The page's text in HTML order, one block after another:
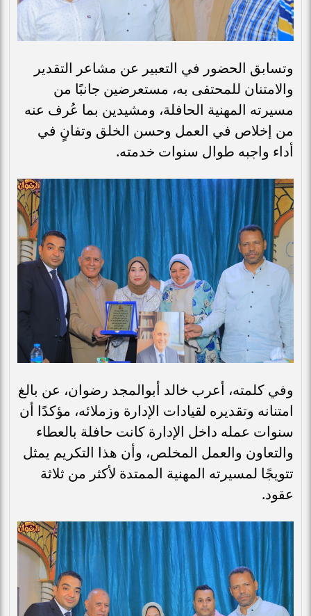
وتسابق الحضور في التعبير عن مشاعر التقدير
والامتنان للمحتفى به، مستعرضين جانبًا من
مسيرته المهنية الحافلة، ومشيدين بما عُرف عنه
من إخلاص في العمل وحسن الخلق وتفانٍ في
أداء واجبه طوال سنوات خدمته.
وفي كلمته، أعرب خالد أبوالمجد رضوان، عن بالغ
امتنانه وتقديره لقيادات الإدارة وزملائه، مؤكدًا أن
سنوات عمله داخل الإدارة كانت حافلة بالعطاء
والتعاون والعمل المخلص، وأن هذا التكريم يمثل
تتويجًا لمسيرته المهنية الممتدة لأكثر من ثلاثة
عقود.